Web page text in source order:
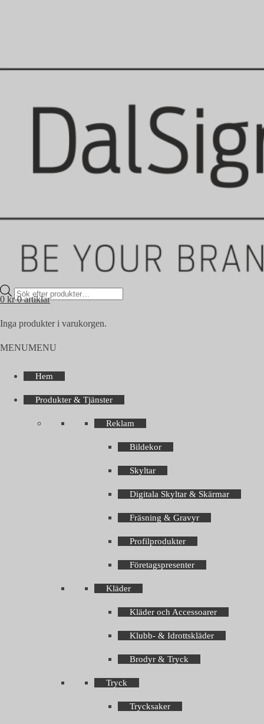
Products
search
0 kr 0 artiklar
Inga produkter i varukorgen.
MENUMENU
Hem
Produkter & Tjänster
Reklam
Bildekor
Skyltar
Digitala Skyltar & Skärmar
Fräsning & Gravyr
Profilprodukter
Företagspresenter
Kläder
Kläder och Accessoarer
Klubb- & Idrottskläder
Brodyr & Tryck
Tryck
Trycksaker